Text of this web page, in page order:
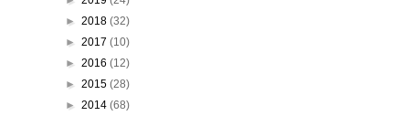
► 2018 (32)
► 2017 (10)
► 2016 (12)
► 2015 (28)
► 2014 (68)